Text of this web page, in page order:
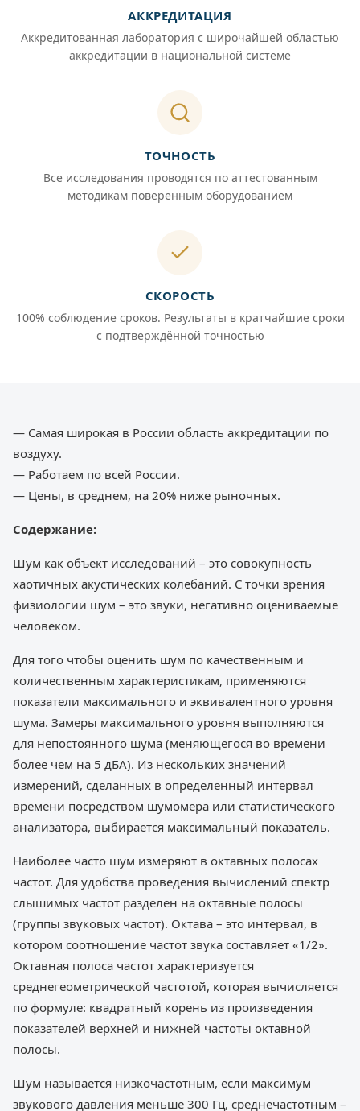
АККРЕДИТАЦИЯ
Аккредитованная лаборатория с широчайшей областью
аккредитации в национальной системе
ТОЧНОСТЬ
Все исследования проводятся по аттестованным
методикам поверенным оборудованием
СКОРОСТЬ
100% соблюдение сроков. Результаты в кратчайшие сроки
с подтверждённой точностью
— Самая широкая в России область аккредитации по
воздуху.
— Работаем по всей России.
— Цены, в среднем, на 20% ниже рыночных.
Содержание:
Шум как объект исследований – это совокупность
хаотичных акустических колебаний. С точки зрения
физиологии шум – это звуки, негативно оцениваемые
человеком.
Для того чтобы оценить шум по качественным и
количественным характеристикам, применяются
показатели максимального и эквивалентного уровня
шума. Замеры максимального уровня выполняются
для непостоянного шума (меняющегося во времени
более чем на 5 дБА). Из нескольких значений
измерений, сделанных в определенный интервал
времени посредством шумомера или статистического
анализатора, выбирается максимальный показатель.
Наиболее часто шум измеряют в октавных полосах
частот. Для удобства проведения вычислений спектр
слышимых частот разделен на октавные полосы
(группы звуковых частот). Октава – это интервал, в
котором соотношение частот звука составляет «1/2».
Октавная полоса частот характеризуется
среднегеометрической частотой, которая вычисляется
по формуле: квадратный корень из произведения
показателей верхней и нижней частоты октавной
полосы.
Шум называется низкочастотным, если максимум
звукового давления меньше 300 Гц, среднечастотным –